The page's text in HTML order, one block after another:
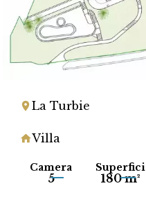
La Turbie
Villa
Camera
5
Superfici
180 m²